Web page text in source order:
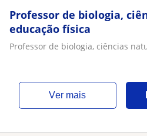
Professor de biologia,
educação física
Professor de biologia, ciências
ver mais